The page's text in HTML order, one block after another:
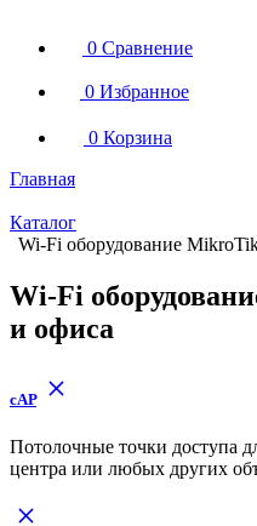
0 Сравнение
0 Избранное
0 Корзина
Главная
Каталог
Wi-Fi оборудование
Wi-Fi
и офиса
cAP
Потолочные точки доступа
центра или любых других